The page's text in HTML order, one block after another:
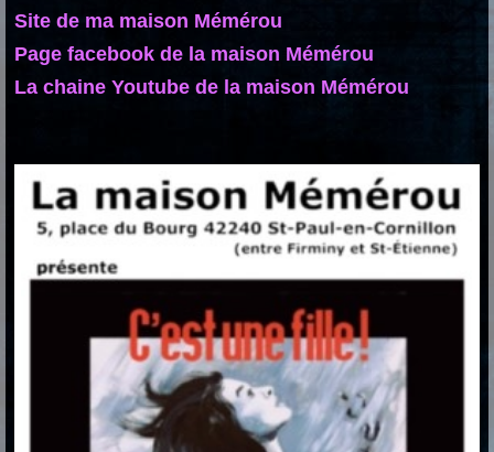
Site de ma maison Mémérou
Page facebook de la maison Mémérou
La chaine Youtube de la maison Mémérou